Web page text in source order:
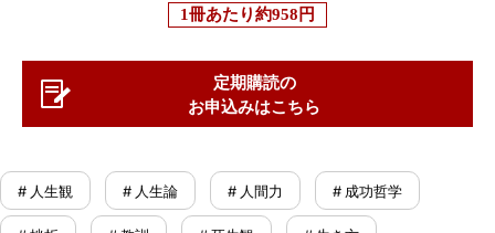
1冊あたり約958円
定期購読の
お申込みはこちら
# 人生観 # 人生論 # 人間力 # 成功哲学